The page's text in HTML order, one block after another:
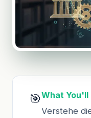
🎯What You'll
Verstehe